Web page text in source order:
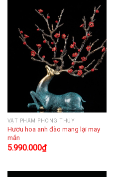
VẬT PHẨM PHONG THỦY
Hươu hoa anh đào mang lại may
mắn
5.990.000₫